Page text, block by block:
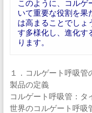
このように、コルゲ
いて重要な役割を果
は高まることでしょ
す多様化し、進化す
ります。
１．コルゲート呼吸管
製品の定義
コルゲート呼吸管：タ
世界のコルゲート呼吸